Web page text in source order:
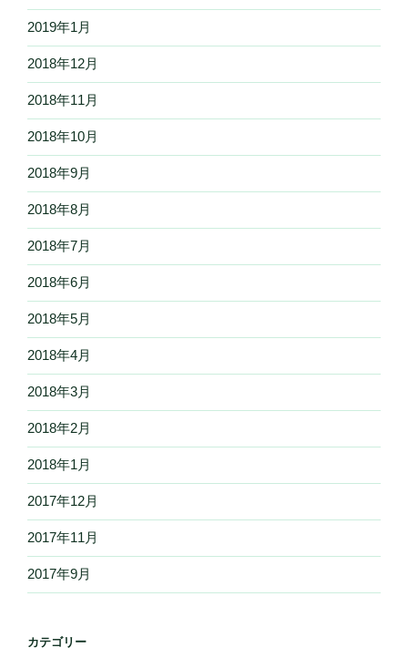
2019年1月
2018年12月
2018年11月
2018年10月
2018年9月
2018年8月
2018年7月
2018年6月
2018年5月
2018年4月
2018年3月
2018年2月
2018年1月
2017年12月
2017年11月
2017年9月
カテゴリー